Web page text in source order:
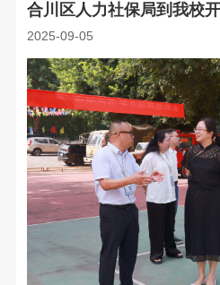
页
校
简
介
学
简
校
园
合川区人力社保局到我校
2025-09-05